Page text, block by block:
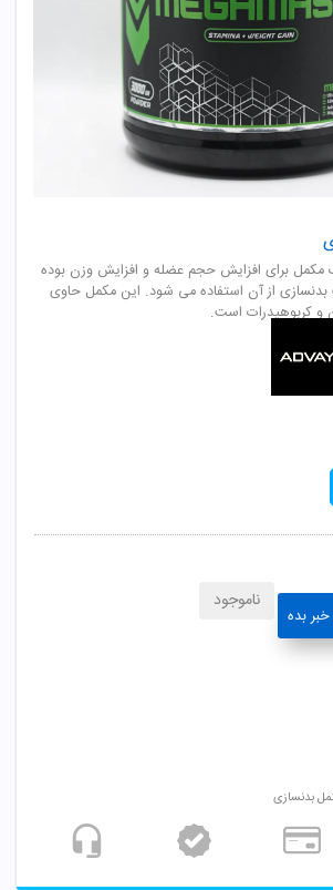
مکمل برای افزایش حجم عضله و افزایش وزن بوده
از آن استفاده می شود. این مکمل حاوی
و کربوهیدرات است.
بده
ناموجود
بدنسازی